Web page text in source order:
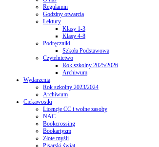
Regulamin
Godziny otwarcia
Lektury
Klasy 1-3
Klasy 4-8
Podręczniki
Szkoła Podstawowa
Czytelnictwo
Rok szkolny 2025/2026
Archiwum
Wydarzenia
Rok szkolny 2023/2024
Archiwum
Ciekawostki
Licencje CC i wolne zasoby
NAC
Bookcrossing
Bookartyzm
Złote myśli
Pisarski świat